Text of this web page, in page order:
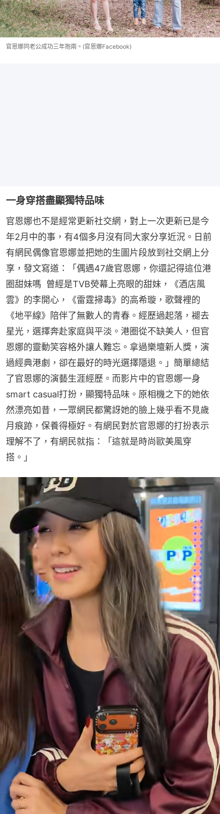
官恩娜同老公成功三年抱兩。(官恩娜Facebook)
一身穿搭盡顯獨特品味
官恩娜也不是經常更新社交網，對上一次更新已是今
年2月中的事，有4個多月沒有同大家分享近況。日前
有網民偶像官恩娜並把她的生圖片段放到社交網上分
享，發文寫道：「偶遇47歲官恩娜，你還記得這位港
圈甜妹嗎  曾經是TVB熒幕上亮眼的甜妹，《酒店風
雲》的李開心，《雷霆掃毒》的高希璇，歌聲裡的
《地平線》陪伴了無數人的青春。經歷過起落，褪去
星光，選擇奔赴家庭與平淡。港圈從不缺美人，但官
恩娜的靈動笑容格外讓人難忘。拿過樂壇新人獎，演
過經典港劇，卻在最好的時光選擇隱退。」簡單總結
了官恩娜的演藝生涯經歷。而影片中的官恩娜一身
smart casual打扮，顯獨特品味。原相機之下的她依
然漂亮如昔，一眾網民都驚訝她的臉上幾乎看不見歲
月痕跡，保養得極好。有網民對於官恩娜的打扮表示
理解不了，有網民就指：「這就是時尚歐美風穿
搭。」